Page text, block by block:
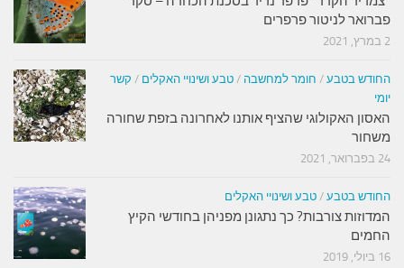
פברואר לניטור פרפרים
2 במרץ, 2021
החודש בטבע / חומר למחשבה / טבע ושינויי האקלים / קשר
יומי
האסון האקולוגי שהציף אותנו לאחרונה בזפת שחורה
משחור
24 בפברואר, 2021
החודש בטבע / טבע ושינויי האקלים
המדוזות צורבות? כך נתגונן מפניהן בחודשי הקיץ
החמים
16 ביולי, 2019